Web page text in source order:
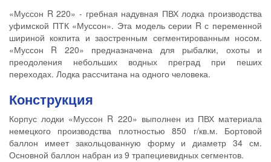
«Муссон R 220» - гребная надувная ПВХ лодка производства
уфимской ПТК «Муссон». Эта модель серии R с переменной
шириной кокпита и заостренным сегментированным носом.
«Муссон R 220» предназначена для рыбалки, охоты и
преодоления небольших водных преград при пеших
переходах. Лодка рассчитана на одного человека.
Конструкция
Корпус лодки «Муссон R 220» выполнен из ПВХ материала
немецкого производства плотностью 850 г/кв.м. Бортовой
баллон имеет закольцованную форму и диаметр 34 см.
Основной баллон набран из 9 трапециевидных сегментов.